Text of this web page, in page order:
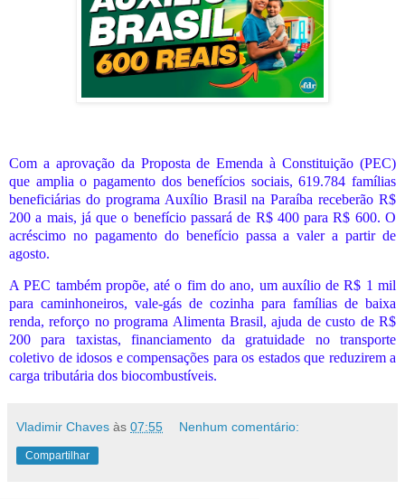
Com a aprovação da Proposta de Emenda à Constituição (PEC)
que amplia o pagamento dos benefícios sociais, 619.784 famílias
beneficiárias do programa Auxílio Brasil na Paraíba receberão R$
200 a mais, já que o benefício passará de R$ 400 para R$ 600. O
acréscimo no pagamento do benefício passa a valer a partir de
agosto.
A PEC também propõe, até o fim do ano, um auxílio de R$ 1 mil
para caminhoneiros, vale-gás de cozinha para famílias de baixa
renda, reforço no programa Alimenta Brasil, ajuda de custo de R$
200 para taxistas, financiamento da gratuidade no transporte
coletivo de idosos e compensações para os estados que reduzirem a
carga tributária dos biocombustíveis.
Vladimir Chaves às 07:55 Nenhum comentário:
Compartilhar